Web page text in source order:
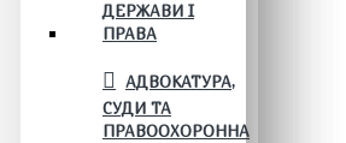
ДЕРЖАВИ І
ПРАВА
АДВОКАТУРА,
СУДИ ТА
ПРАВООХОРОННА